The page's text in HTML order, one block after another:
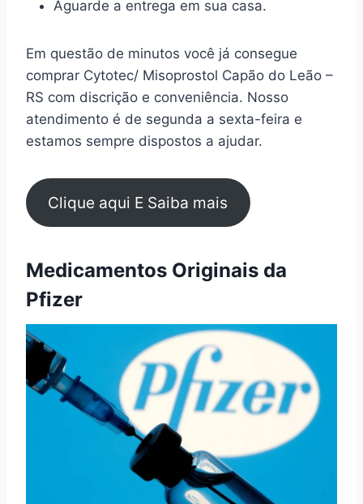
Aguarde a entrega em sua casa.
Em questão de minutos você já consegue
comprar Cytotec/ Misoprostol Capão do Leão –
RS com discrição e conveniência. Nosso
atendimento é de segunda a sexta-feira e
estamos sempre dispostos a ajudar.
Clique aqui E Saiba mais
Medicamentos Originais da
Pfizer